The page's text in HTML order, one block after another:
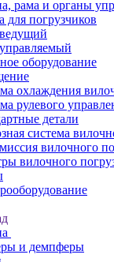
рама и органы
для погрузчиков
оборудование
охлаждения
рулевого
детали
система
вилочного
вилочного
и демпферы